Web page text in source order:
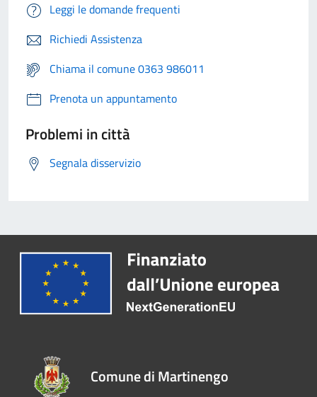
Leggi le domande frequenti
Richiedi Assistenza
Chiama il comune 0363 986011
Prenota un appuntamento
Problemi in città
Segnala disservizio
Comune di Martinengo